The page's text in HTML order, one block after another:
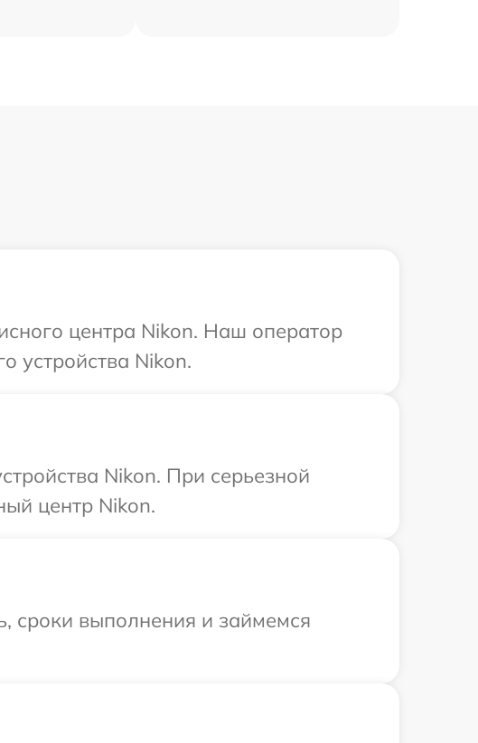
центра Nikon. Наш оператор
устройства Nikon.
Nikon. При серьезной
центр Nikon.
сроки выполнения и займемся